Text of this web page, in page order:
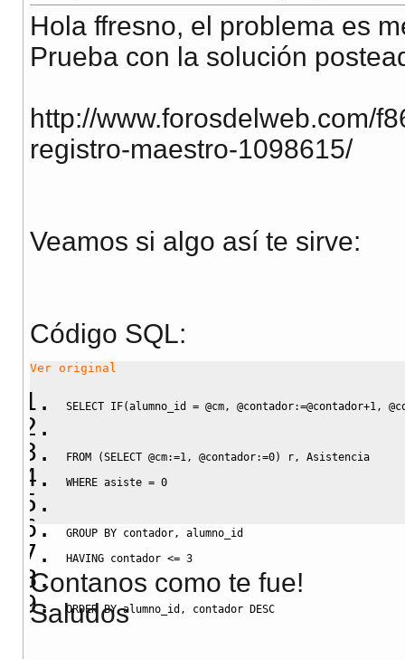
Hola ffresno, el problema es
Prueba con la solución
http://www.forosdelweb.com/
registro-maestro-1098615/
Veamos si algo así te sirve:
Código SQL:
Ver original
SELECT IF(alumno_id = @cm , @contador:=@contador+1 ,
FROM (SELECT @cm:=1 , @contador:=0) r ,
Asistencia
WHERE asiste = 0
GROUP BY contador ,
alumno_id
HAVING contador <= 3
ORDER BY alumno_id , contador DESC
Contanos como te fue!
Saludos